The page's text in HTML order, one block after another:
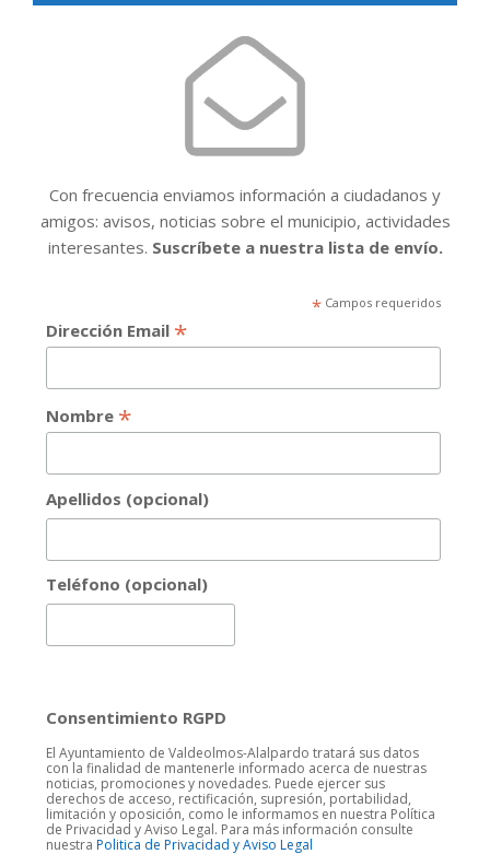
t
o
Con frecuencia enviamos información a ciudadanos y
amigos: avisos, noticias sobre el municipio, actividades
interesantes. Suscríbete a nuestra lista de envío.
*Campos requeridos
Dirección Email *
Nombre *
Apellidos (opcional)
Teléfono (opcional)
Consentimiento RGPD
El Ayuntamiento de Valdeolmos-Alalpardo tratará sus datos
con la finalidad de mantenerle informado acerca de nuestras
noticias, promociones y novedades. Puede ejercer sus
derechos de acceso, rectificación, supresión, portabilidad,
limitación y oposición, como le informamos en nuestra Política
de Privacidad y Aviso Legal. Para más información consulte
nuestra Politica de Privacidad y Aviso Legal